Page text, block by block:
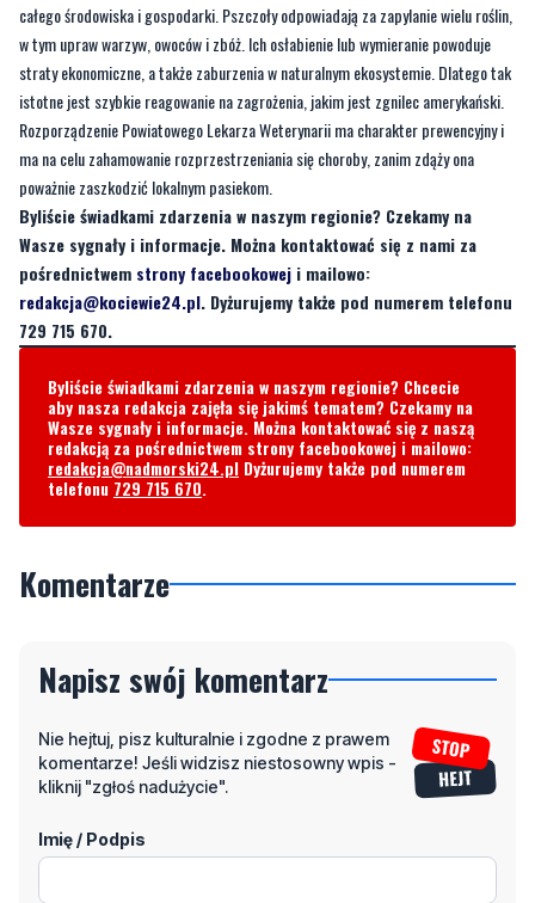
całego środowiska i gospodarki. Pszczoły odpowiadają za zapylanie wielu roślin,
w tym upraw warzyw, owoców i zbóż. Ich osłabienie lub wymieranie powoduje
straty ekonomiczne, a także zaburzenia w naturalnym ekosystemie. Dlatego tak
istotne jest szybkie reagowanie na zagrożenia, jakim jest zgnilec amerykański.
Rozporządzenie Powiatowego Lekarza Weterynarii ma charakter prewencyjny i
ma na celu zahamowanie rozprzestrzeniania się choroby, zanim zdąży ona
poważnie zaszkodzić lokalnym pasiekom.
Byliście świadkami zdarzenia w naszym regionie? Czekamy na
Wasze sygnały i informacje. Można kontaktować się z nami za
pośrednictwem strony facebookowej i mailowo:
redakcja@kociewie24.pl. Dyżurujemy także pod numerem telefonu
729 715 670.
Byliście świadkami zdarzenia w naszym regionie? Chcecie
aby nasza redakcja zajęła się jakimś tematem? Czekamy na
Wasze sygnały i informacje. Można kontaktować się z naszą
redakcją za pośrednictwem strony facebookowej i mailowo:
redakcja@nadmorski24.pl Dyżurujemy także pod numerem
telefonu 729 715 670.
Komentarze
Napisz swój komentarz
Nie hejtuj, pisz kulturalnie i zgodne z prawem
komentarze! Jeśli widzisz niestosowny wpis -
kliknij "zgłoś nadużycie".
Imię / Podpis